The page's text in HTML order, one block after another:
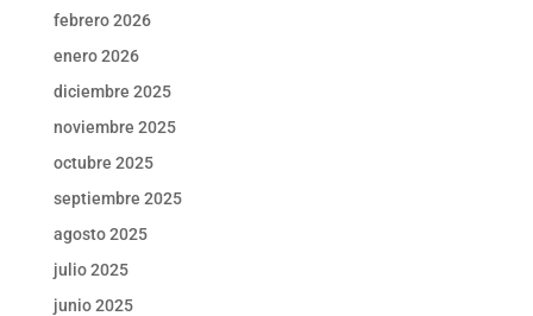
febrero 2026
enero 2026
diciembre 2025
noviembre 2025
octubre 2025
septiembre 2025
agosto 2025
julio 2025
junio 2025